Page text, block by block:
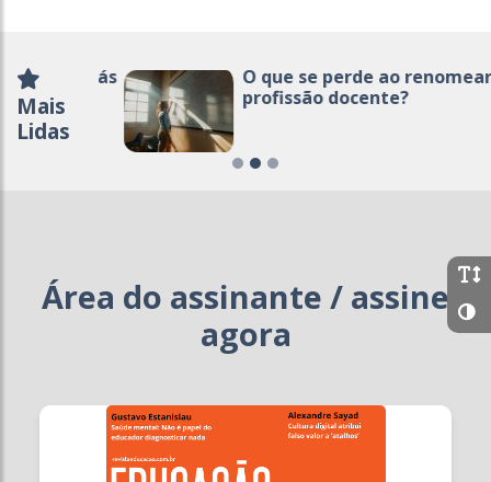
Mais
Lidas
O que se perde ao renomear a
profissão docente?
Área do assinante / assine
agora